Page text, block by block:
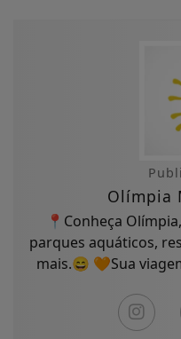
Olímpia
📍Conheça
parques aquáticos,
mais.😄 🧡Sua